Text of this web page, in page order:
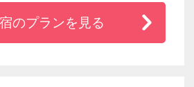
地上３０ｍ六日町温泉隋一の
呂が好評です。
のプランを見る